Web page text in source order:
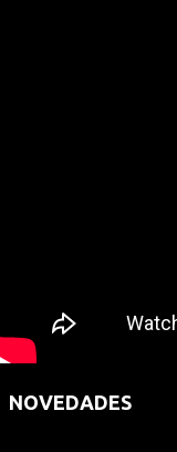
NOVEDADES